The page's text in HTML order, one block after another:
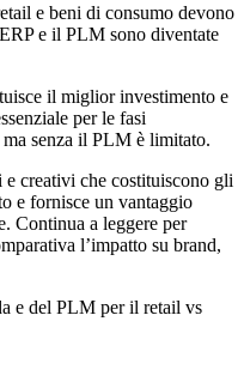
e beni di consumo devono
e il PLM sono diventate
il miglior investimento e
per le fasi
senza il PLM è limitato.
creativi che costituiscono gli
e fornisce un vantaggio
Continua a leggere per
l’impatto su brand,
e del PLM per il retail vs